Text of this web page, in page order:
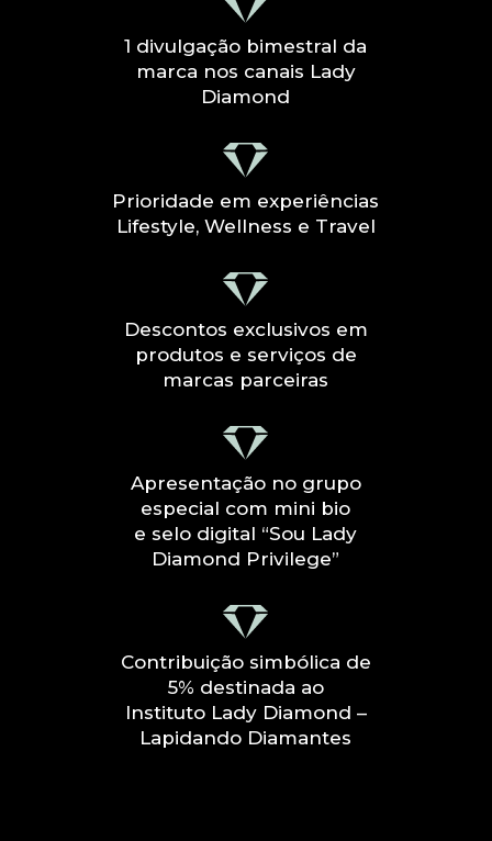
1 divulgação bimestral da
marca nos canais Lady
Diamond
Prioridade em experiências
Lifestyle, Wellness e Travel
Descontos exclusivos em
produtos e serviços de
marcas parceiras
Apresentação no grupo
especial com mini bio
e selo digital “Sou Lady
Diamond Privilege”
Contribuição simbólica de
5% destinada ao
Instituto Lady Diamond –
Lapidando Diamantes